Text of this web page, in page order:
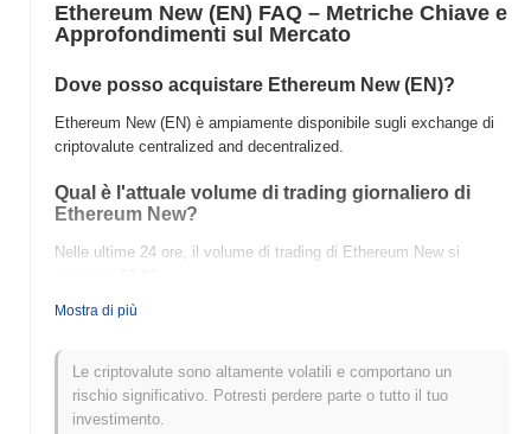
Ethereum New (EN) FAQ – Metriche Chiave e
Approfondimenti sul Mercato
Dove posso acquistare Ethereum New (EN)?
Ethereum New (EN) è ampiamente disponibile sugli exchange di
criptovalute centralized and decentralized.
Qual è l'attuale volume di trading giornaliero di
Ethereum New?
Nelle ultime 24 ore, il volume di trading di Ethereum New si
Qual è lo storico della fascia di prezzo di Ethereum
Massimo Storico (ATH):$0.00
Minimo Storico (ATL): $0.00
Mostra di più
Le criptovalute sono altamente volatili e comportano un
rischio significativo. Potresti perdere parte o tutto il tuo
investimento.